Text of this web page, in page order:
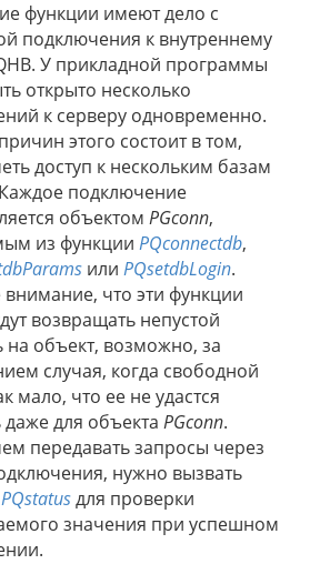
функции имеют дело с
подключения к внутреннему
У прикладной программы
открыто несколько
к серверу одновременно.
этого состоит в том,
доступ к нескольким базам
подключение
объектом PGconn,
из функции PQconnectdb,
или PQsetdbLogin.
внимание, что эти функции
возвращать непустой
на объект, возможно, за
случая, когда свободной
мало, что ее не удастся
даже для объекта PGconn.
передавать запросы через
нужно вызвать
PQstatusдля проверки
значения при успешном